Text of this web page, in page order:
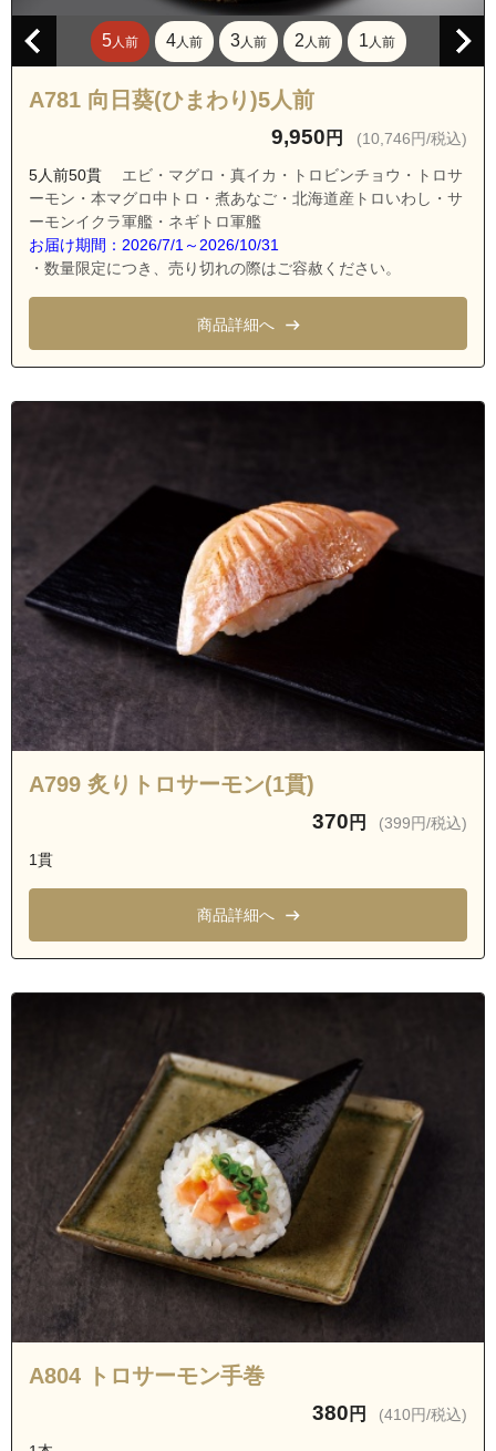
5人前 4人前 3人前 2 人前 1人前
A781 向日葵(ひまわり)5人前
9,950 円 (10,746円/税込)
5人前50貫
エビ・マグロ・真イカ・トロビンチョウ・トロサ
ーモン・本マグロ中トロ・煮あなご・北海道産トロいわし・サ
ーモンイクラ軍艦・ネギトロ軍艦
お届け期間：2026/7/1～2026/10/31
・数量限定につき、売り切れの際はご容赦ください。
商品詳細へ
A799 炙りトロサーモン(1貫)
370 円 (399円/税込)
1貫
商品詳細へ
A804 トロサーモン手巻
380 円 (410円/税込)